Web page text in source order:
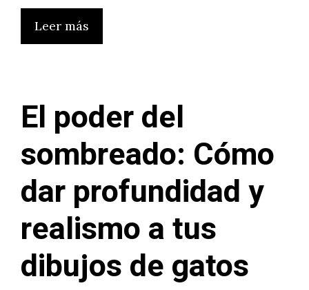
Leer más
El poder del
sombreado: Cómo
dar profundidad y
realismo a tus
dibujos de gatos